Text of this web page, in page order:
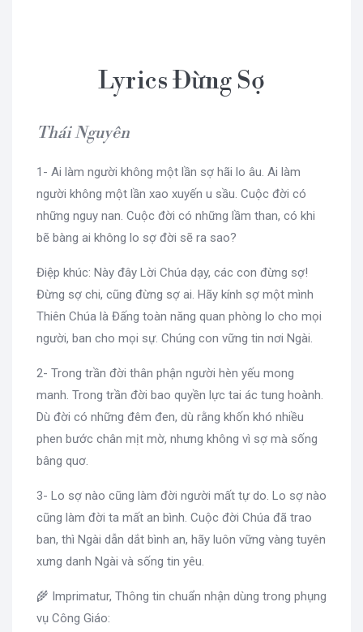
Lyrics Đừng Sợ
Thái Nguyên
1- Ai làm người không một lần sợ hãi lo âu. Ai làm
người không một lần xao xuyến u sầu. Cuộc đời có
những nguy nan. Cuộc đời có những lầm than, có khi
bẽ bàng ai không lo sợ đời sẽ ra sao?
Điệp khúc: Này đây Lời Chúa dạy, các con đừng sợ!
Đừng sợ chi, cũng đừng sợ ai. Hãy kính sợ một mình
Thiên Chúa là Đấng toàn năng quan phòng lo cho mọi
người, ban cho mọi sự. Chúng con vững tin nơi Ngài.
2- Trong trần đời thân phận người hèn yếu mong
manh. Trong trần đời bao quyền lực tai ác tung hoành.
Dù đời có những đêm đen, dù rằng khốn khó nhiều
phen bước chân mịt mờ, nhưng không vì sợ mà sống
bâng quơ.
3- Lo sợ nào cũng làm đời người mất tự do. Lo sợ nào
cũng làm đời ta mất an bình. Cuộc đời Chúa đã trao
ban, thì Ngài dẫn dắt bình an, hãy luôn vững vàng tuyên
xưng danh Ngài và sống tin yêu.
🌾 Imprimatur, Thông tin chuẩn nhận dùng trong phụng
vụ Công Giáo: